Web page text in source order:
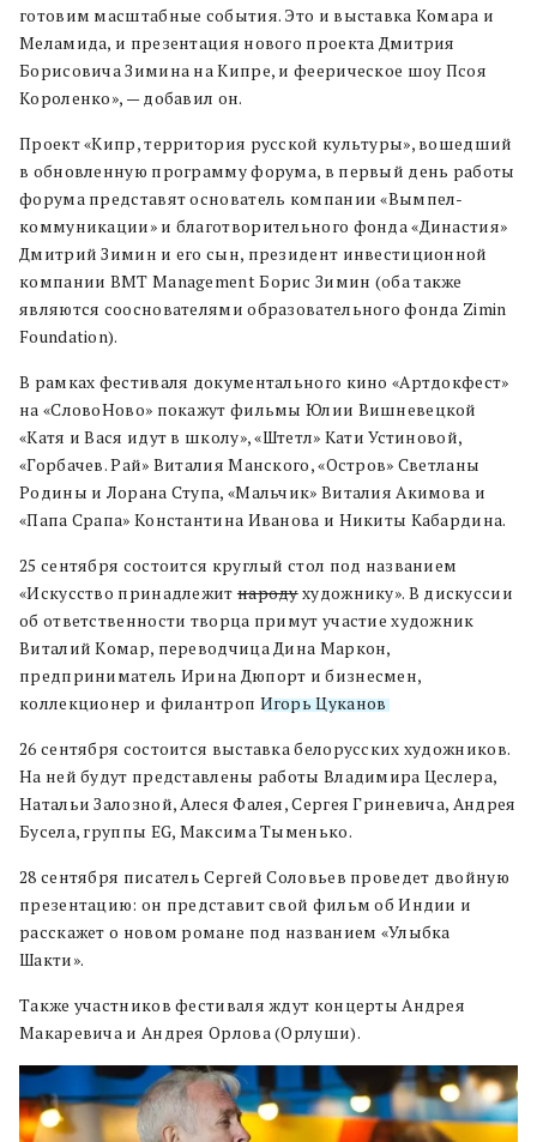
готовим масштабные события. Это и выставка Комара и
Меламида, и презентация нового проекта Дмитрия
Борисовича Зимина на Кипре, и феерическое шоу Псоя
Короленко», — добавил он.
Проект «Кипр, территория русской культуры», вошедший
в обновленную программу форума, в первый день работы
форума представят основатель компании «Вымпел-
коммуникации» и благотворительного фонда «Династия»
Дмитрий Зимин и его сын, президент инвестиционной
компании BMT Management Борис Зимин (оба также
являются сооснователями образовательного фонда Zimin
Foundation).
В рамках фестиваля документального кино «Артдокфест»
на «СловоНово» покажут фильмы Юлии Вишневецкой
«Катя и Вася идут в школу», «Штетл» Кати Устиновой,
«Горбачев. Рай» Виталия Манского, «Остров» Светланы
Родины и Лорана Ступа, «Мальчик» Виталия Акимова и
«Папа Срапа» Константина Иванова и Никиты Кабардина.
25 сентября состоится круглый стол под названием
«Искусство принадлежит народухудожнику». В дискуссии
об ответственности творца примут участие художник
Виталий Комар, переводчица Дина Маркон,
предприниматель Ирина Дюпорт и бизнесмен,
коллекционер и филантроп Игорь Цуканов.
26 сентября состоится выставка белорусских художников.
На ней будут представлены работы Владимира Цеслера,
Натальи Залозной, Алеся Фалея, Сергея Гриневича, Андрея
Бусела, группы EG, Максима Тыменько.
28 сентября писатель Сергей Соловьев проведет двойную
презентацию: он представит свой фильм об Индии и
расскажет о новом романе под названием «Улыбка
Шакти».
Также участников фестиваля ждут концерты Андрея
Макаревича и Андрея Орлова (Орлуши).